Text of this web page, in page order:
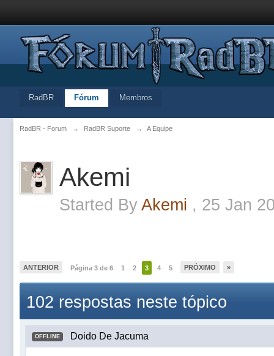
RadBR Fórum Membros
RadBR - Forum → RadBR Suporte → A Equipe
Akemi
Started ByAkemi , 25 Jan
ANTERIOR Página 3 de 6 1 2 3 4 5 PRÓXIMO »
102 respostas neste tópico
OFFLINE Doido De Jacuma